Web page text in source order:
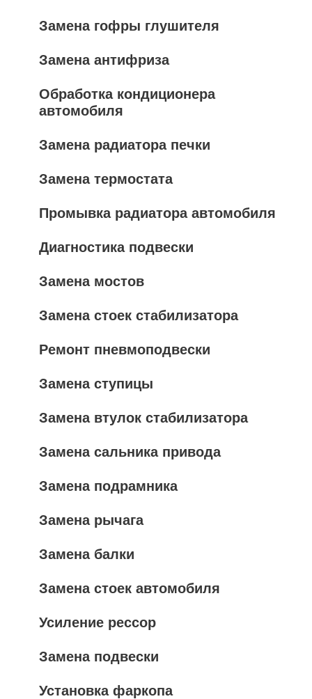
Замена гофры глушителя
Замена антифриза
Обработка кондиционера
автомобиля
Замена радиатора печки
Замена термостата
Промывка радиатора автомобиля
Диагностика подвески
Замена мостов
Замена стоек стабилизатора
Ремонт пневмоподвески
Замена ступицы
Замена втулок стабилизатора
Замена сальника привода
Замена подрамника
Замена рычага
Замена балки
Замена стоек автомобиля
Усиление рессор
Замена подвески
Установка фаркопа